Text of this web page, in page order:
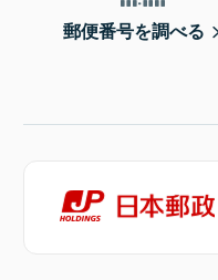
郵便番号を調べる